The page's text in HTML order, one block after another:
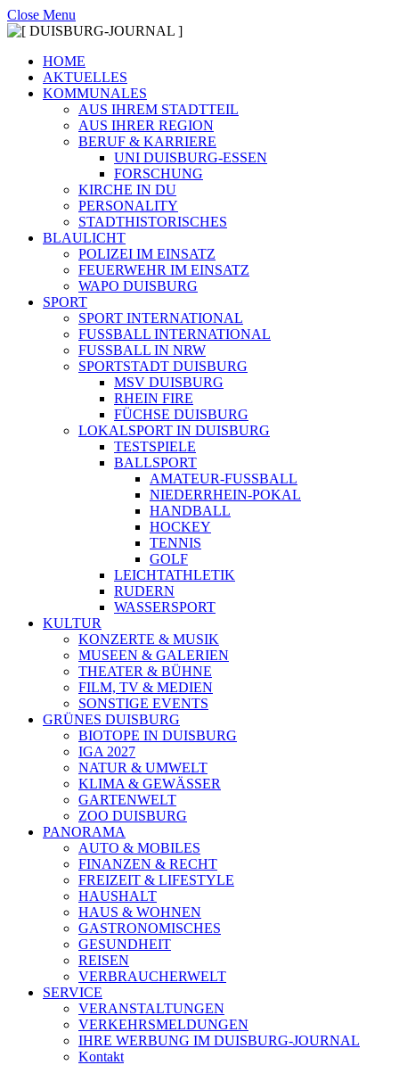
Close Menu
HOME
AKTUELLES
KOMMUNALES
AUS IHREM STADTTEIL
AUS IHRER REGION
BERUF & KARRIERE
UNI DUISBURG-ESSEN
FORSCHUNG
KIRCHE IN DU
PERSONALITY
STADTHISTORISCHES
BLAULICHT
POLIZEI IM EINSATZ
FEUERWEHR IM EINSATZ
WAPO DUISBURG
SPORT
SPORT INTERNATIONAL
FUSSBALL INTERNATIONAL
FUSSBALL IN NRW
SPORTSTADT DUISBURG
MSV DUISBURG
RHEIN FIRE
FÜCHSE DUISBURG
LOKALSPORT IN DUISBURG
TESTSPIELE
BALLSPORT
AMATEUR-FUSSBALL
NIEDERRHEIN-POKAL
HANDBALL
HOCKEY
TENNIS
GOLF
LEICHTATHLETIK
RUDERN
WASSERSPORT
KULTUR
KONZERTE & MUSIK
MUSEEN & GALERIEN
THEATER & BÜHNE
FILM, TV & MEDIEN
SONSTIGE EVENTS
GRÜNES DUISBURG
BIOTOPE IN DUISBURG
IGA 2027
NATUR & UMWELT
KLIMA & GEWÄSSER
GARTENWELT
ZOO DUISBURG
PANORAMA
AUTO & MOBILES
FINANZEN & RECHT
FREIZEIT & LIFESTYLE
HAUSHALT
HAUS & WOHNEN
GASTRONOMISCHES
GESUNDHEIT
REISEN
VERBRAUCHERWELT
SERVICE
VERANSTALTUNGEN
VERKEHRSMELDUNGEN
IHRE WERBUNG IM DUISBURG-JOURNAL
Kontakt